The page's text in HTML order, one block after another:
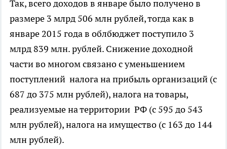
Так, всего доходов в январе было получено в
размере 3 млрд 506 млн рублей, тогда как в
январе 2015 года в облбюджет поступило 3
млрд 839 млн. рублей. Снижение доходной
части во многом связано с уменьшением
поступлений налога на прибыль организаций (с
687 до 375 млн рублей), налога на товары,
реализуемые на территории РФ (с 595 до 543
млн рублей), налога на имущество (с 163 до 144
млн рублей).